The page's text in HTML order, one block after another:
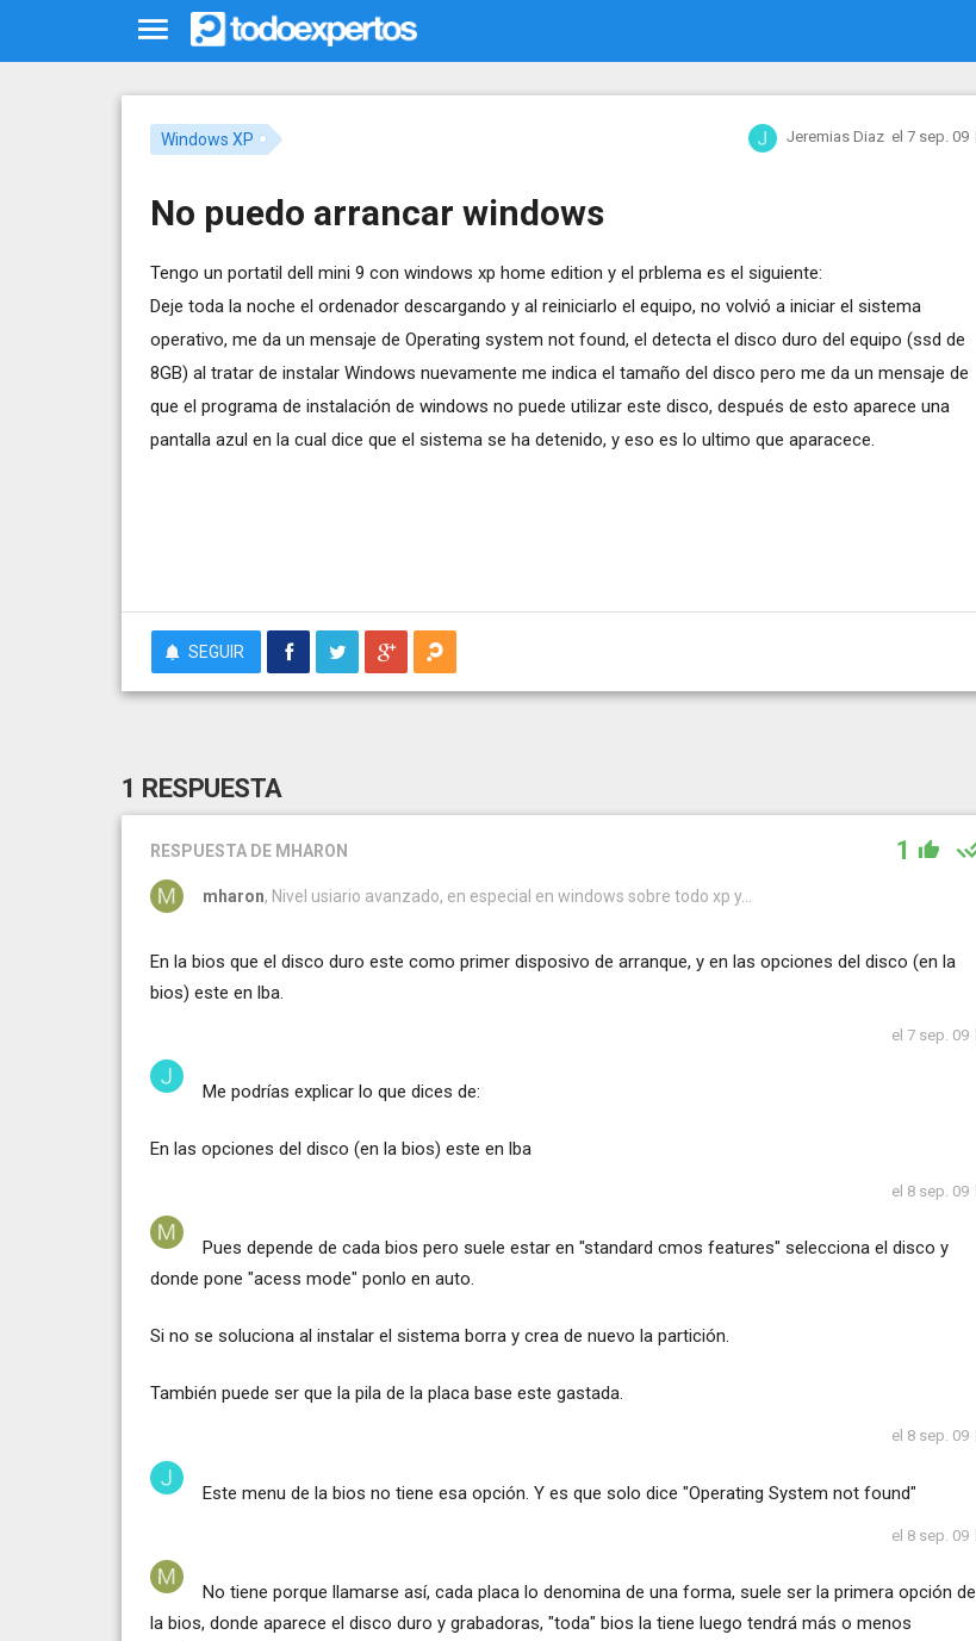
Windows XP Jeremias Diaz el 7 sep. 09
No puedo arrancar windows
Tengo un portatil dell mini 9 con windows xp home edition y el prblema es el siguiente:
Deje toda la noche el ordenador descargando y al reiniciarlo el equipo, no volvió a iniciar el sistema
operativo, me da un mensaje de Operating system not found, el detecta el disco duro del equipo (ssd de
8GB) al tratar de instalar Windows nuevamente me indica el tamaño del disco pero me da un mensaje de
que el programa de instalación de windows no puede utilizar este disco, después de esto aparece una
pantalla azul en la cual dice que el sistema se ha detenido, y eso es lo ultimo que aparacece.
SEGUIR
1 RESPUESTA
RESPUESTA DE MHARON 1
mharon, Nivel usiario avanzado, en especial en windows sobre todo xp y...
En la bios que el disco duro este como primer disposivo de arranque, y en las opciones del disco (en la
bios) este en lba.
el 7 sep. 09
Me podrías explicar lo que dices de:
En las opciones del disco (en la bios) este en lba
el 8 sep. 09
Pues depende de cada bios pero suele estar en "standard cmos features" selecciona el disco y
donde pone "acess mode" ponlo en auto.
Si no se soluciona al instalar el sistema borra y crea de nuevo la partición.
También puede ser que la pila de la placa base este gastada.
el 8 sep. 09
Este menu de la bios no tiene esa opción. Y es que solo dice "Operating System not found"
el 8 sep. 09
No tiene porque llamarse así, cada placa lo denomina de una forma, suele ser la primera opción de
la bios, donde aparece el disco duro y grabadoras, "toda" bios la tiene luego tendrá más o menos